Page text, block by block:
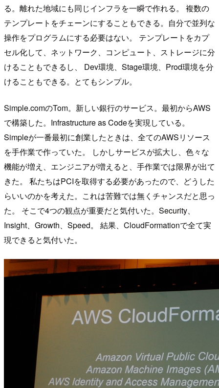
る。離れた地域にも同じインフラを一瞬で作れる。 複数の
テンプレートをチェーンにすることもできる。自分で並列な
操作をプログラムにする必要はない。 テンプレートをカプ
セル化して、ネットワーク、コンピュート、ストレージに分
けることもできるし、 Dev環境、Stage環境、Prod環境を分
けることもできる。とてもシンプル。
Simple.comのTom。新しい銀行のサービス。最初からAWS
で構築した。Infrastructure as Codeを実現している。
Simpleが一番最初に創業したときは、全てのAWSリソース
を手作業で作っていた。 しかしサービスが拡大し、色々な
機能が増え、エンジニアが増えると、手作業では限界が出て
きた。 私たちはPCIを取得する必要があったので、どうした
らいいのかを考えた。これは苦難では無くチャンスだと思っ
た。 そこで4つの観点が重要だと気付いた。Security、
Insight、Growth、Speed。 結果、CloudFormationで全て実
現できると気付いた。